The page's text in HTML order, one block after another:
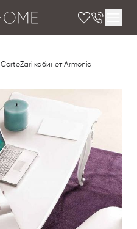
CorteZari кабинет Armonia